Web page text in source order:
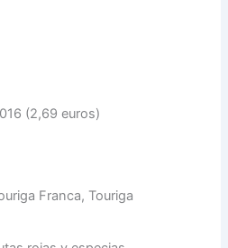
(2,69 euros)
Franca, Touriga